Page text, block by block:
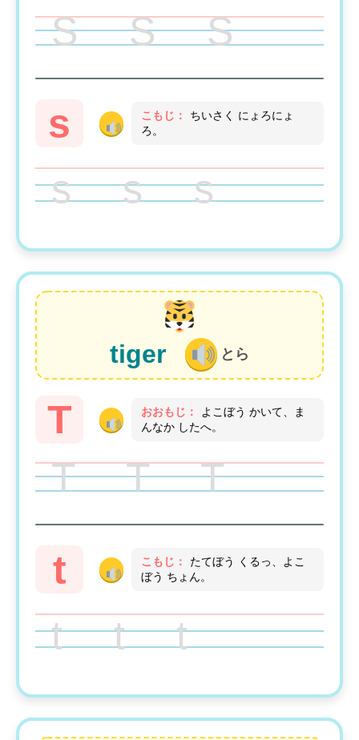
S S S
s こもじ：
ちいさく にょろにょ
ろ。
s s s
tiger とら
T おおもじ：
よこぼう かいて、ま
んなか したへ。
T T T
t こもじ：
たてぼう くるっ、よこ
ぼう ちょん。
t t t